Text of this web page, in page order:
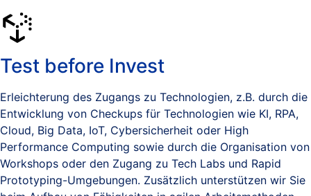
Test before Invest
Erleichterung des Zugangs zu Technologien, z.B. durch die
Entwicklung von Checkups für Technologien wie KI, RPA,
Cloud, Big Data, IoT, Cybersicherheit oder High
Performance Computing sowie durch die Organisation von
Workshops oder den Zugang zu Tech Labs und Rapid
Prototyping-Umgebungen. Zusätzlich unterstützen wir Sie